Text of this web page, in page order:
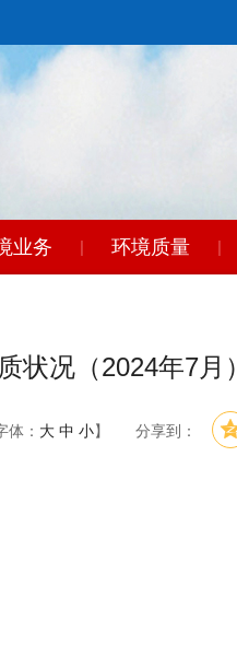
业务 | 环境质量 |
状况（2024年7月）
体： 大 中 小】 分享到：